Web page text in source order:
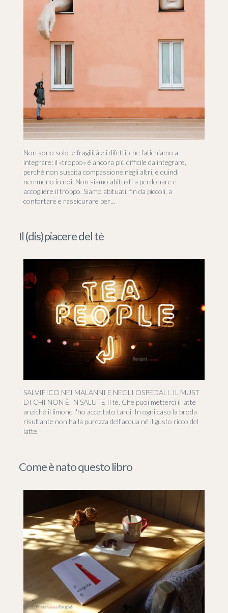
Non sono solo le fragilità e i difetti, che fatichiamo a
integrare: il «troppo» è ancora più difficile da integrare,
perché non suscita compassione negli altri, e quindi
nemmeno in noi. Non siamo abituati a perdonare e
accogliere il troppo. Siamo abituati, fin da piccoli, a
confortare e rassicurare per…
Il (dis)piacere del tè
SALVIFICO NEI MALANNI E NEGLI OSPEDALI. IL MUST
DI CHI NON È IN SALUTE Il tè. Che puoi metterci il latte
anziché il limone l'ho accettato tardi. In ogni caso la broda
risultante non ha la purezza dell'acqua né il gusto ricco del
latte.
Come è nato questo libro